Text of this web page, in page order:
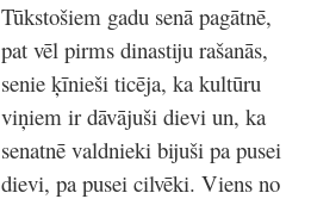
Tūkstošiem gadu senā pagātnē,
pat vēl pirms dinastiju rašanās,
senie ķīnieši ticēja, ka kultūru
viņiem ir dāvājuši dievi un, ka
senatnē valdnieki bijuši pa pusei
dievi, pa pusei cilvēki. Viens no